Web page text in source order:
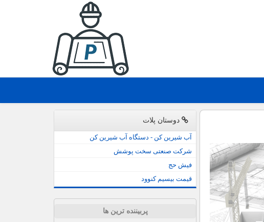
دوستان پلات
آب شیرین کن - دستگاه آب شیرین کن
شرکت صنعتی سخت پوشش
فیش حج
قیمت بیسیم کنوود
پربیننده ترین ها